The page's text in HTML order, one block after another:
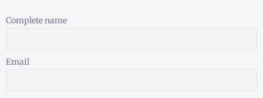
Complete name
Email